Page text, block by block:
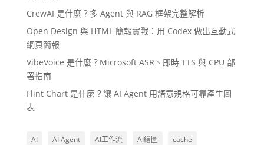
CrewAI 是什麼？多 Agent 與 RAG 框架完整解析
Open Design 與 HTML 簡報實戰：用 Codex 做出互動式
網頁簡報
VibeVoice 是什麼？Microsoft ASR、即時 TTS 與 CPU 部
署指南
Flint Chart 是什麼？讓 AI Agent 用語意規格可靠產生圖
表
AI AI Agent AI工作流 AI繪圖
cache